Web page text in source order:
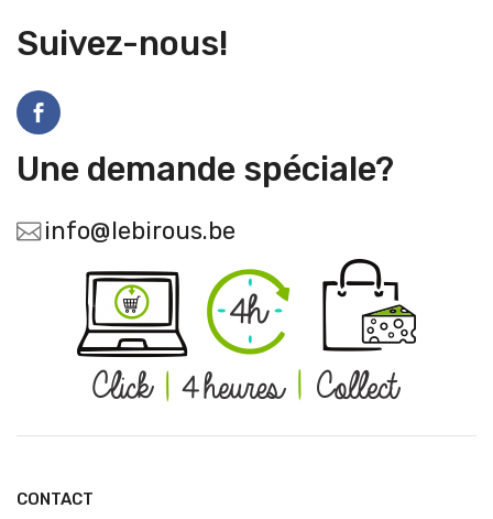
Suivez-nous!
Une demande spéciale?
info@lebirous.be
CONTACT